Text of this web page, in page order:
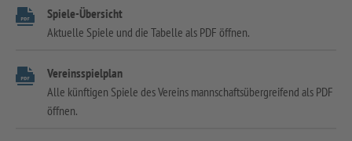
Spiele-Übersicht
Aktuelle Spiele und die Tabelle als PDF öffnen.
Vereinsspielplan
Alle künftigen Spiele des Vereins mannschaftsübergreifend als PDF
öffnen.